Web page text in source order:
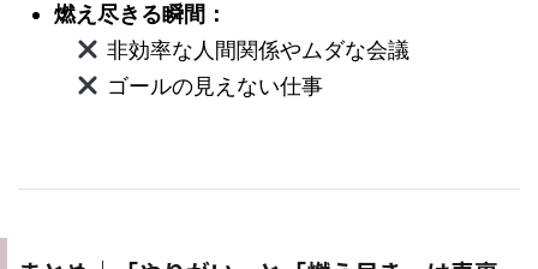
燃え尽きる瞬間：
非効率な人間関係やムダな会議
ゴールの見えない仕事